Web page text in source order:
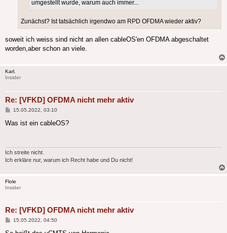
umgestellt wurde, warum auch immer...
Zunächst? Ist tatsächlich irgendwo am RPD OFDMA wieder aktiv?
soweit ich weiss sind nicht an allen cableOS'en OFDMA abgeschaltet
worden,aber schon an viele.
Karl.
Insider
Re: [VFKD] OFDMA nicht mehr aktiv
Beitrag
15.05.2022, 03:10
Was ist ein cableOS?
Ich streite nicht.
Ich erkläre nur, warum ich Recht habe und Du nicht!
Flole
Insider
Re: [VFKD] OFDMA nicht mehr aktiv
Beitrag
15.05.2022, 04:50